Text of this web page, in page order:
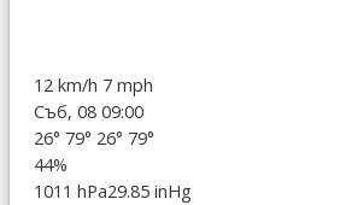
12 km/h 7 mph
Съб, 08 09:00
26° 79° 26° 79°
44%
1011 hPa29.85 inHg